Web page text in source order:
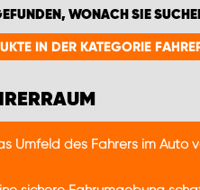
WONACH SIE
IN DER KATEGORIE
Umfeld des Fahrers im Auto
Fahrers im Auto zu